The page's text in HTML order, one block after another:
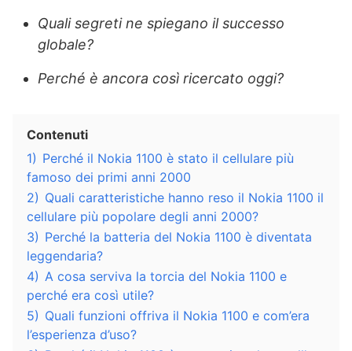
Quali segreti ne spiegano il successo
globale?
Perché è ancora così ricercato oggi?
Contenuti
1) Perché il Nokia 1100 è stato il cellulare più
famoso dei primi anni 2000
2) Quali caratteristiche hanno reso il Nokia 1100 il
cellulare più popolare degli anni 2000?
3) Perché la batteria del Nokia 1100 è diventata
leggendaria?
4) A cosa serviva la torcia del Nokia 1100 e
perché era così utile?
5) Quali funzioni offriva il Nokia 1100 e com’era
l’esperienza d’uso?